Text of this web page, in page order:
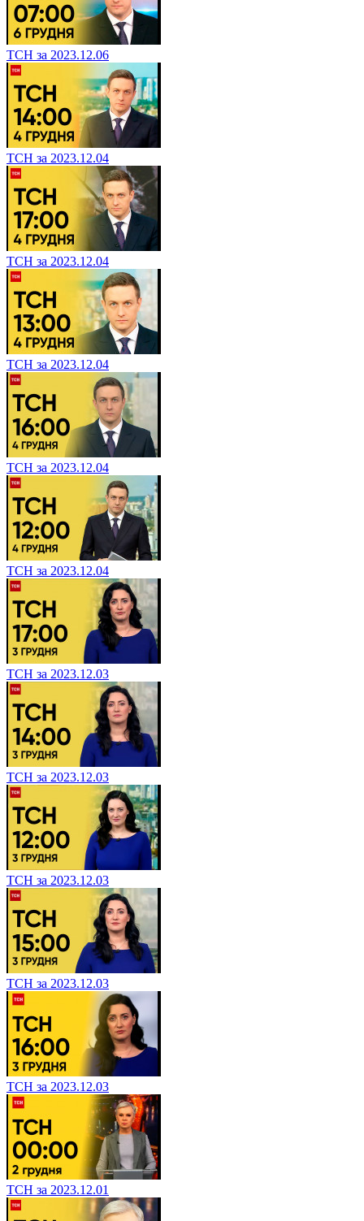
ТСН за 2023.12.06
ТСН за 2023.12.04
ТСН за 2023.12.04
ТСН за 2023.12.04
ТСН за 2023.12.04
ТСН за 2023.12.04
ТСН за 2023.12.03
ТСН за 2023.12.03
ТСН за 2023.12.03
ТСН за 2023.12.03
ТСН за 2023.12.03
ТСН за 2023.12.01